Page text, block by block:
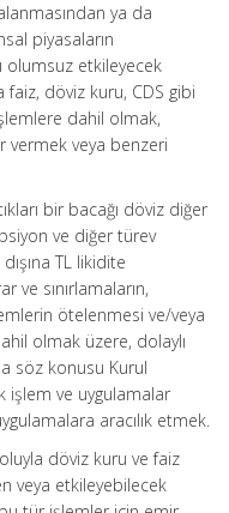
ya da
piyasaların
olumsuz etkileyecek
faiz, döviz kuru, CDS gibi
dahil olmak,
vermek veya benzeri
bir bacağı döviz diğer
ve diğer türev
TL likidite
ve sınırlamaların,
ötelenmesi ve/veya
olmak üzere, dolaylı
söz konusu Kurul
işlem ve uygulamalar
aracılık etmek.
döviz kuru ve faiz
veya etkileyebilecek